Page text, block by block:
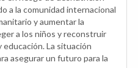
a la comunidad internacional
y aumentar la
a los niños y reconstruir
educación. La situación
asegurar un futuro para la